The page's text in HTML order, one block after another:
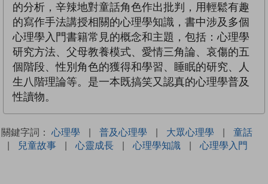
的分析，辛辣地對童話角色作出批判，用輕鬆有趣
的寫作手法講授相關的心理學知識，書中涉及多個
心理學入門書籍常見的概念和主題，包括：心理學
研究方法、父母教養模式、愛情三角論、哀傷的五
個階段、性別角色的獲得和學習、睡眠的研究、人
生八階理論等。是一本既搞笑又認真的心理學普及
性讀物。
關鍵字詞： 心理學 | 普及心理學 | 大眾心理學 |
童話
|
兒童故事 | 心靈成長 | 心理學知識 | 心理學入門